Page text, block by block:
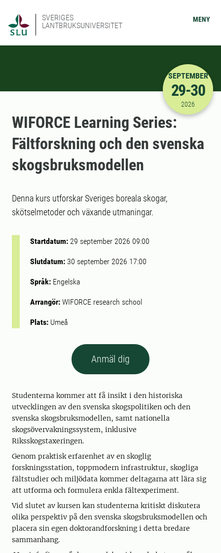
SVERIGES
LANTBRUKSUNIVERSITET
MENY
2026-09-
SEPTEMBER
29-30
2026
WIFORCE Learning Series:
Fältforskning och den svenska
skogsbruksmodellen
Denna kurs utforskar Sveriges boreala skogar,
skötselmetoder och växande utmaningar.
Startdatum: 29 september 2026 09:00
Slutdatum: 30 september 2026 17:00
Språk: Engelska
Arrangör: WIFORCE research school
Plats: Umeå
Anmäl dig
Studenterna kommer att få insikt i den historiska
utvecklingen av den svenska skogspolitiken och den
svenska skogsbruksmodellen, samt nationella
skogsövervakningssystem, inklusive
Riksskogstaxeringen.
Genom praktisk erfarenhet av en skoglig
forskningsstation, toppmodern infrastruktur, skogliga
fältstudier och miljödata kommer deltagarna att lära sig
att utforma och formulera enkla fältexperiment.
Vid slutet av kursen kan studenterna kritiskt diskutera
olika perspektiv på den svenska skogsbruksmodellen och
placera sin egen doktorandforskning i detta bredare
sammanhang.